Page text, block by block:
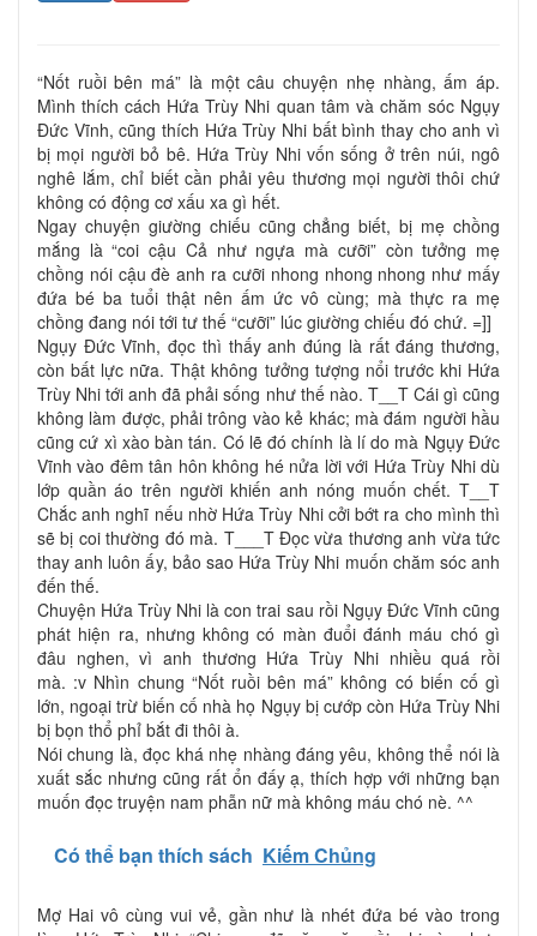
“Nốt ruồi bên má” là một câu chuyện nhẹ nhàng, ấm áp.
Mình thích cách Hứa Trùy Nhi quan tâm và chăm sóc Ngụy
Đức Vĩnh, cũng thích Hứa Trùy Nhi bất bình thay cho anh vì
bị mọi người bỏ bê. Hứa Trùy Nhi vốn sống ở trên núi, ngô
nghê lắm, chỉ biết cần phải yêu thương mọi người thôi chứ
không có động cơ xấu xa gì hết.
Ngay chuyện giường chiếu cũng chẳng biết, bị mẹ chồng
mắng là “coi cậu Cả như ngựa mà cưỡi” còn tưởng mẹ
chồng nói cậu đè anh ra cưỡi nhong nhong nhong như mấy
đứa bé ba tuổi thật nên ấm ức vô cùng; mà thực ra mẹ
chồng đang nói tới tư thế “cưỡi” lúc giường chiếu đó chứ. =]]
Ngụy Đức Vĩnh, đọc thì thấy anh đúng là rất đáng thương,
còn bất lực nữa. Thật không tưởng tượng nổi trước khi Hứa
Trùy Nhi tới anh đã phải sống như thế nào. T__T Cái gì cũng
không làm được, phải trông vào kẻ khác; mà đám người hầu
cũng cứ xì xào bàn tán. Có lẽ đó chính là lí do mà Ngụy Đức
Vĩnh vào đêm tân hôn không hé nửa lời với Hứa Trùy Nhi dù
lớp quần áo trên người khiến anh nóng muốn chết. T__T
Chắc anh nghĩ nếu nhờ Hứa Trùy Nhi cởi bớt ra cho mình thì
sẽ bị coi thường đó mà. T___T Đọc vừa thương anh vừa tức
thay anh luôn ấy, bảo sao Hứa Trùy Nhi muốn chăm sóc anh
đến thế.
Chuyện Hứa Trùy Nhi là con trai sau rồi Ngụy Đức Vĩnh cũng
phát hiện ra, nhưng không có màn đuổi đánh máu chó gì
đâu nghen, vì anh thương Hứa Trùy Nhi nhiều quá rồi
mà. :v Nhìn chung “Nốt ruồi bên má” không có biến cố gì
lớn, ngoại trừ biến cố nhà họ Ngụy bị cướp còn Hứa Trùy Nhi
bị bọn thổ phỉ bắt đi thôi à.
Nói chung là, đọc khá nhẹ nhàng đáng yêu, không thể nói là
xuất sắc nhưng cũng rất ổn đấy ạ, thích hợp với những bạn
muốn đọc truyện nam phẫn nữ mà không máu chó nè. ^^
Có thể bạn thích sách Kiếm Chủng
Mợ Hai vô cùng vui vẻ, gần như là nhét đứa bé vào trong